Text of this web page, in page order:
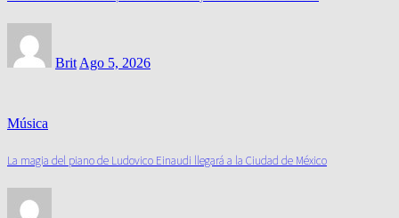
BritAgo 5, 2026
Música
La magia del piano de Ludovico Einaudi llegará a la Ciudad de México